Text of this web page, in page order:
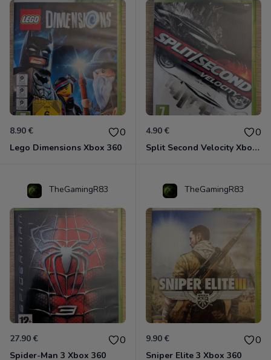
8.90 € 0
Lego Dimensions Xbox 360
4.90 € 0
Split Second Velocity Xbox 360
TheGamingR83
27.90 € 0
Spider-Man 3 Xbox 360
TheGamingR83
9.90 € 0
Sniper Elite 3 Xbox 360